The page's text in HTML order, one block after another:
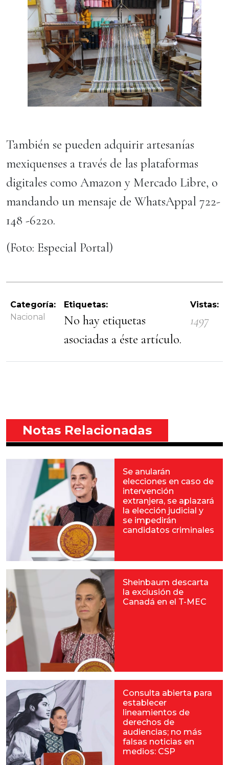
También se pueden adquirir artesanías
mexiquenses a través de las plataformas
digitales como Amazon y Mercado Libre, o
mandando un mensaje de WhatsAppal 722-
148 -6220.
(Foto: Especial Portal)
Categoría:
Nacional
Etiquetas:
No hay etiquetas
asociadas a éste artículo.
Vistas:
1497
Notas Relacionadas
Se anularán
elecciones en caso de
intervención
extranjera, se aplazará
la elección judicial y
se impedirán
candidatos criminales
Sheinbaum descarta
la exclusión de
Canadá en el T-MEC
Consulta abierta para
establecer
lineamientos de
derechos de
audiencias; no más
falsas noticias en
medios: CSP